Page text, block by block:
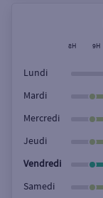
Rue
8H 9H
Lundi
Mardi
Mercredi
Jeudi
Vendredi
Samedi